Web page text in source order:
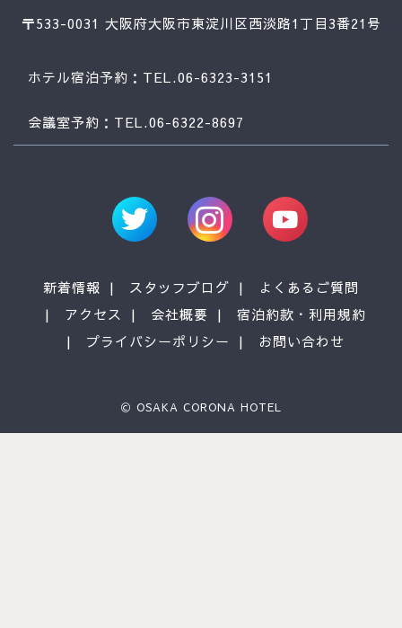
〒533-0031 大阪府大阪市東淀川区西淡路1丁目3番21号
ホテル宿泊予約：TEL.06-6323-3151
会議室予約：TEL.06-6322-8697
新着情報 スタッフブログ
よくあるご質問
アクセス
会社概要
宿泊約款・利用規約
プライバシーポリシー
お問い合わせ
Ⓒ OSAKA CORONA HOTEL